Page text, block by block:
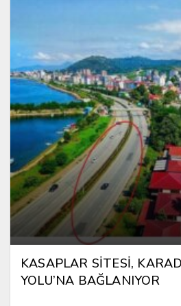
KASAPLAR SİTESİ,
YOLU’NA BAĞLANIYOR